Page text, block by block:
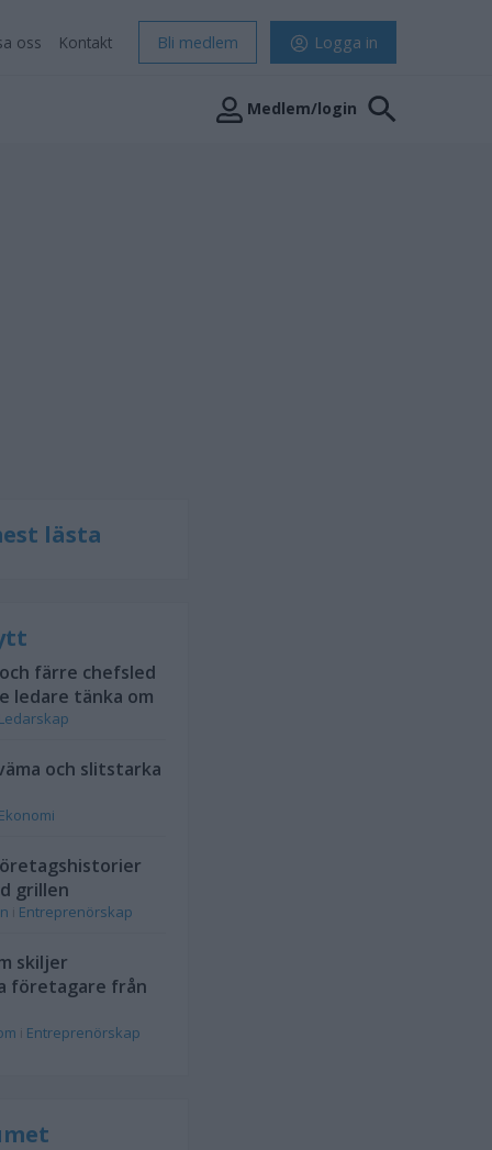
oss Kontakt Bli medlem Logga in
Medlem/login
lästa
färre chefsled
ledare tänka om
Ledarskap
och slitstarka
Ekonomi
grillen
Entreprenörskap
skiljer
företagare från
Entreprenörskap